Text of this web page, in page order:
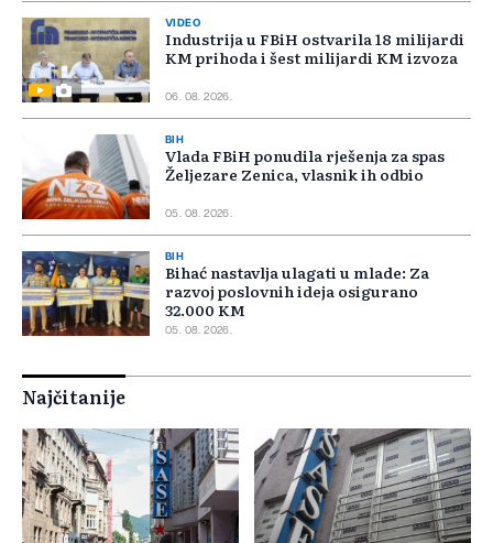
VIDEO
Industrija u FBiH ostvarila 18 milijardi
KM prihoda i šest milijardi KM izvoza
06. 08. 2026.
BIH
Vlada FBiH ponudila rješenja za spas
Željezare Zenica, vlasnik ih odbio
05. 08. 2026.
BIH
Bihać nastavlja ulagati u mlade: Za
razvoj poslovnih ideja osigurano
32.000 KM
05. 08. 2026.
Najčitanije